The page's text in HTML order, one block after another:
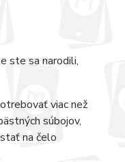
ste sa narodili,
viac než
súbojov,
na čelo